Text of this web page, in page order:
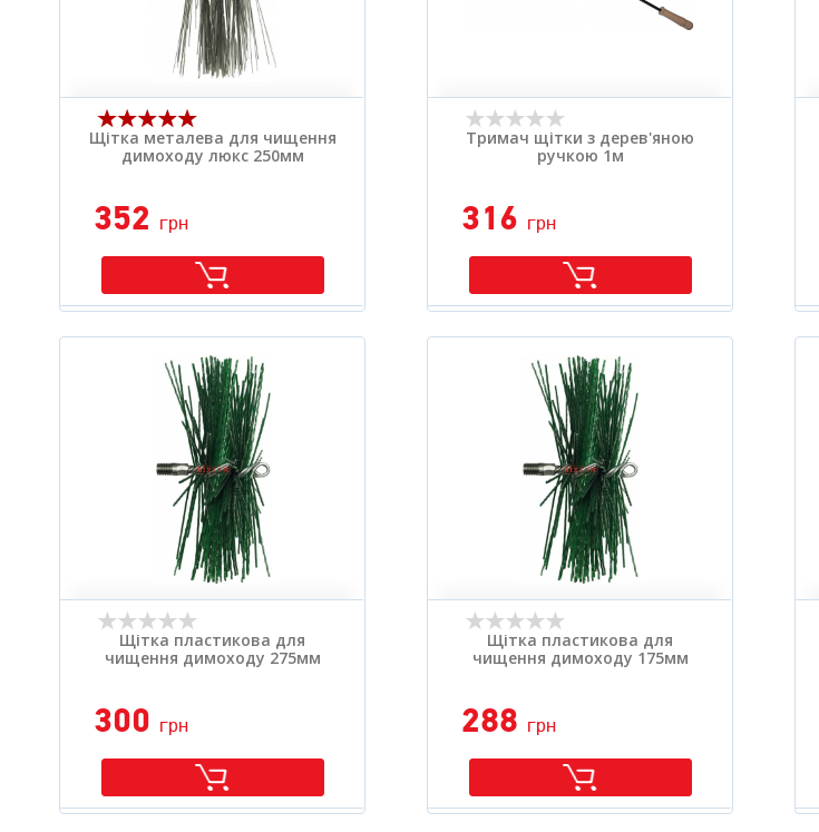
Щітка металева для чищення
димоходу люкс 250мм
352 грн
Тримач щітки з дерев'яною
ручкою 1м
316 грн
Щітка пластикова для
чищення димоходу 275мм
300 грн
Щітка пластикова для
чищення димоходу 175мм
288 грн